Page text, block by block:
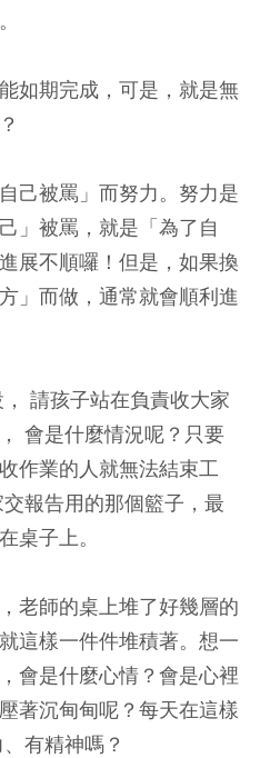
如期完成，可是，就是無
己被罵」而努力。努力是
」被罵，就是「為了自
展不順囉！但是，如果換
」而做，通常就會順利進
請孩子站在負責收大家
會是什麼情況呢？只要
作業的人就無法結束工
報告用的那個籃子，最
桌子上。
老師的桌上堆了好幾層的
這樣一件件堆積著。想一
會是什麼心情？會是心裡
著沉甸甸呢？每天在這樣
有精神嗎？